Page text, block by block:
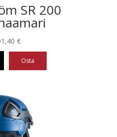
SR 200
€
Osta